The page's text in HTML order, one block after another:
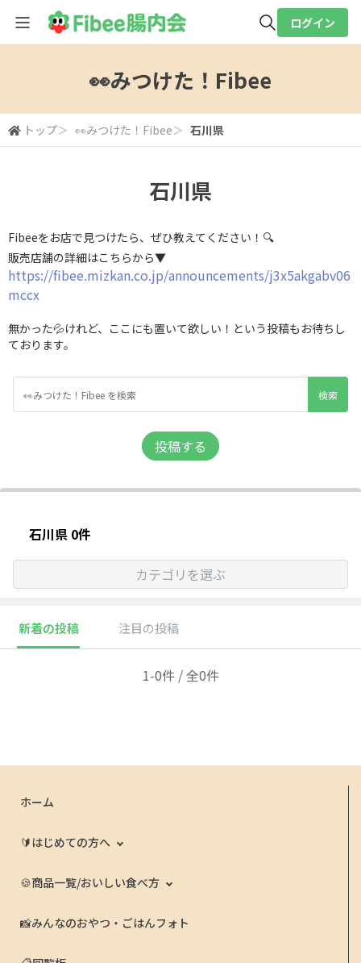
ログイン
👀みつけた！Fibee
トップ＞ 👀みつけた！Fibee＞ 石川県
石川県
Fibeeをお店で見つけたら、ぜひ教えてください！🔍
販売店舗の詳細はこちらから▼
https://fibee.mizkan.co.jp/announcements/j3x5akgabv06
mccx
無かった💦けれど、ここにも置いて欲しい！という投稿もお待ちし
ております。
投稿する
石川県 0件
カテゴリを選ぶ
新着の投稿 注目の投稿
1-0件 / 全0件
ホーム
🔰はじめての方へ
🍪商品一覧/おいしい食べ方
📸みんなのおやつ・ごはんフォト